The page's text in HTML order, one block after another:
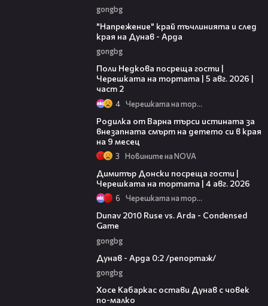
gongbg
"Напрежение" край тъчлинията и след
края на Дунав - Арда
gongbg
Поли Недкова посреща гости |
Черешката на тортата | 5 авг. 2026 |
част 2
4 Черешката на тортата
Родилка от Варна търси истината за
внезапната смърт на детето си в края
на 9 месец
3 Новините на NOVA
Димитър Донски посреща гости |
Черешката на тортата | 4 авг. 2026
6 Черешката на тортата
Dunav 2010 Ruse vs. Arda - Condensed
Game
gongbg
Дунав - Арда 0:2 /репортаж/
gongbg
Хосе Кабаркас остави Дунав с човек
по-малко